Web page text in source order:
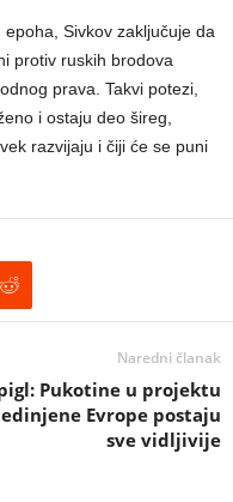
Sivkov zaključuje da
protiv ruskih brodova
prava. Takvi potezi,
i ostaju deo šireg,
razvijaju i čiji će se puni
Naredni članak
Pukotine u projektu
Evrope postaju
sve vidljivije